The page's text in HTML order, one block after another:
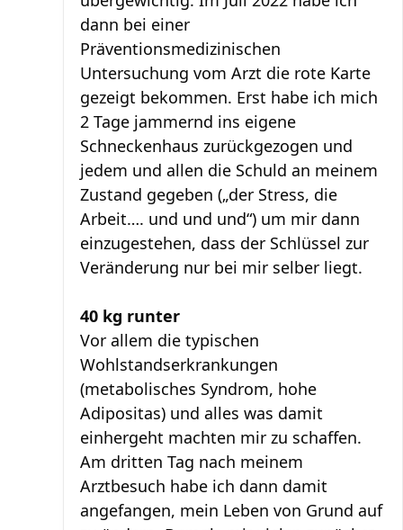
dann bei einer
Präventionsmedizinischen
Untersuchung vom Arzt die rote Karte
gezeigt bekommen. Erst habe ich mich
2 Tage jammernd ins eigene
Schneckenhaus zurückgezogen und
jedem und allen die Schuld an meinem
Zustand gegeben („der Stress, die
Arbeit…. und und und“) um mir dann
einzugestehen, dass der Schlüssel zur
Veränderung nur bei mir selber liegt.
40 kg runter
Vor allem die typischen
Wohlstandserkrankungen
(metabolisches Syndrom, hohe
Adipositas) und alles was damit
einhergeht machten mir zu schaffen.
Am dritten Tag nach meinem
Arztbesuch habe ich dann damit
angefangen, mein Leben von Grund auf